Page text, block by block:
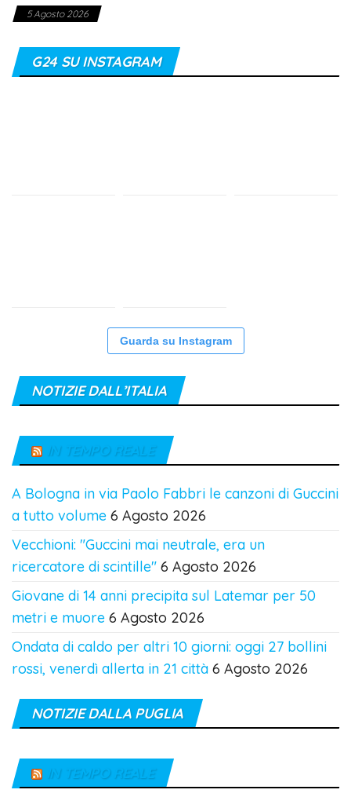
5 Agosto 2026
G24 SU INSTAGRAM
Guarda su Instagram
NOTIZIE DALL’ITALIA
IN TEMPO REALE
A Bologna in via Paolo Fabbri le canzoni di Guccini
a tutto volume 6 Agosto 2026
Vecchioni: "Guccini mai neutrale, era un
ricercatore di scintille" 6 Agosto 2026
Giovane di 14 anni precipita sul Latemar per 50
metri e muore 6 Agosto 2026
Ondata di caldo per altri 10 giorni: oggi 27 bollini
rossi, venerdì allerta in 21 città 6 Agosto 2026
NOTIZIE DALLA PUGLIA
IN TEMPO REALE